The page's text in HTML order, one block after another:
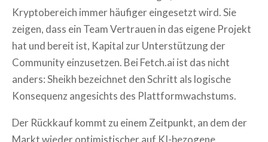
Kryptobereich immer häufiger eingesetzt wird. Sie
zeigen, dass ein Team Vertrauen in das eigene Projekt
hat und bereit ist, Kapital zur Unterstützung der
Community einzusetzen. Bei Fetch.ai ist das nicht
anders: Sheikh bezeichnet den Schritt als logische
Konsequenz angesichts des Plattformwachstums.
Der Rückkauf kommt zu einem Zeitpunkt, an dem der
Markt wieder optimistischer auf KI-bezogene